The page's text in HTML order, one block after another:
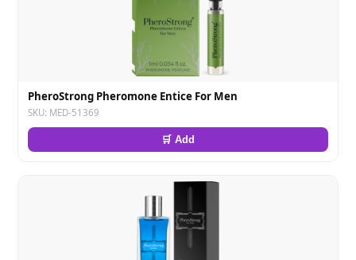
PheroStrong Pheromone Entice For Men
SKU: MED-51369
🛒 Add